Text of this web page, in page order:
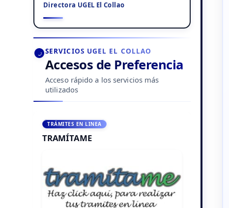
Directora UGEL El Collao
SERVICIOS UGEL EL COLLAO
Accesos de Preferencia
Acceso rápido a los servicios más
utilizados
TRÁMITES EN LINEA
TRAMÍTAME